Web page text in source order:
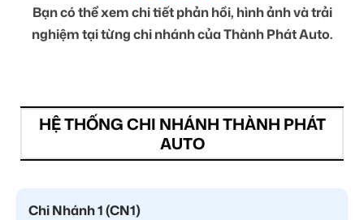
Bạn có thể xem chi tiết phản hồi, hình ảnh và trải
nghiệm tại từng chi nhánh của Thành Phát Auto.
HỆ THỐNG CHI NHÁNH THÀNH PHÁT
AUTO
Chi Nhánh 1 (CN1)